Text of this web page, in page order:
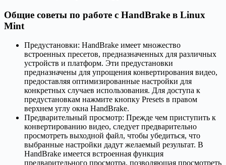
Общие советы по работе с HandBrake в Linux
Mint
Предустановки: HandBrake имеет множество
встроенных пресетов, предназначенных для различных
устройств и платформ. Эти предустановки
предназначены для упрощения конвертирования видео,
предоставляя оптимизированные настройки для
конкретных случаев использования. Для доступа к
предустановкам нажмите кнопку Presets в правом
верхнем углу окна HandBrake.
Предварительный просмотр: Прежде чем приступить к
конвертированию видео, следует предварительно
просмотреть выходной файл, чтобы убедиться, что
выбранные настройки дадут желаемый результат. В
HandBrake имеется встроенная функция
предварительного просмотра, позволяющая просмотреть